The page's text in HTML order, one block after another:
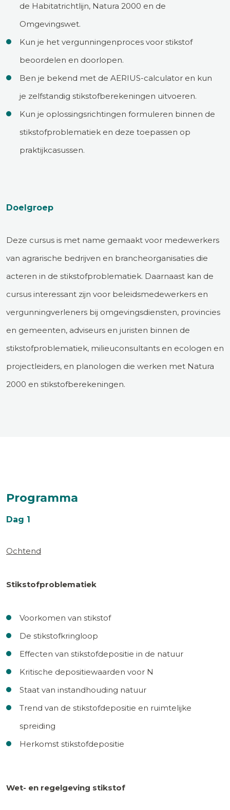
de Habitatrichtlijn, Natura 2000 en de
Omgevingswet.
Kun je het vergunningenproces voor stikstof
beoordelen en doorlopen.
Ben je bekend met de AERIUS-calculator en kun
je zelfstandig stikstofberekeningen uitvoeren.
Kun je oplossingsrichtingen formuleren binnen de
stikstofproblematiek en deze toepassen op
praktijkcasussen.
Doelgroep
Deze cursus is met name gemaakt voor medewerkers
van agrarische bedrijven en brancheorganisaties die
acteren in de stikstofproblematiek. Daarnaast kan de
cursus interessant zijn voor beleidsmedewerkers en
vergunningverleners bij omgevingsdiensten, provincies
en gemeenten, adviseurs en juristen binnen de
stikstofproblematiek, milieuconsultants en ecologen en
projectleiders, en planologen die werken met Natura
2000 en stikstofberekeningen.
Programma
Dag 1
Ochtend
Stikstofproblematiek
Voorkomen van stikstof
De stikstofkringloop
Effecten van stikstofdepositie in de natuur
Kritische depositiewaarden voor N
Staat van instandhouding natuur
Trend van de stikstofdepositie en ruimtelijke
spreiding
Herkomst stikstofdepositie
Wet- en regelgeving stikstof